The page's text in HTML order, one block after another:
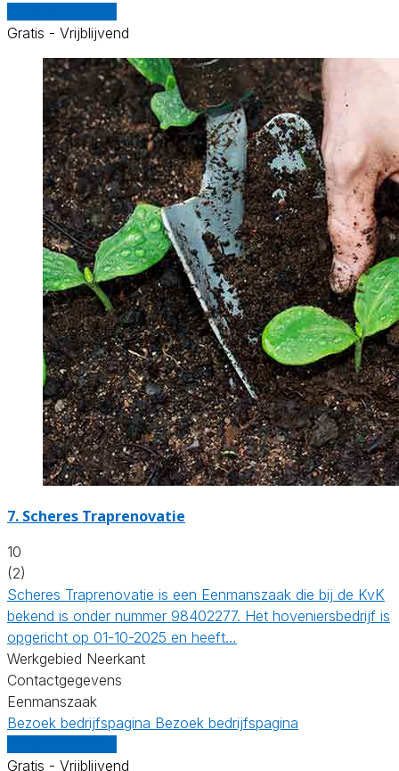
Gratis - Vrijblijvend
7. Scheres Traprenovatie
10
(2)
Scheres Traprenovatie is een Eenmanszaak die bij de KvK
bekend is onder nummer 98402277. Het hoveniersbedrijf is
opgericht op 01-10-2025 en heeft…
Werkgebied Neerkant
Contactgegevens
Eenmanszaak
Bezoek bedrijfspagina Bezoek bedrijfspagina
Gratis - Vrijblijvend